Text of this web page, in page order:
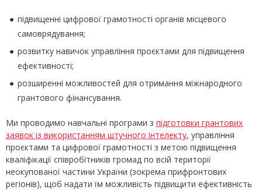
підвищенні цифрової грамотності органів місцевого
самоврядування;
розвитку навичок управління проєктами для підвищення
ефективності;
розширенні можливостей для отримання міжнародного
грантового фінансування.
Ми проводимо навчальні програми з підготовки грантових
заявок із використанням штучного інтелекту, управління
проєктами та цифрової грамотності з метою підвищення
кваліфікації співробітників громад по всій території
неокупованої частини України (зокрема прифронтових
регіонів), щоб надати їм можливість підвищити ефективність